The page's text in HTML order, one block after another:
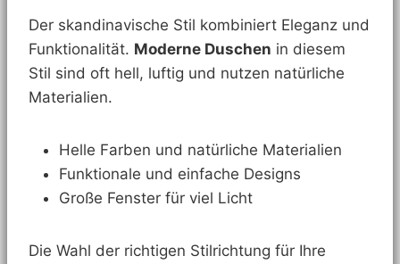
Der skandinavische Stil kombiniert Eleganz und
Funktionalität. Moderne Duschen in diesem
Stil sind oft hell, luftig und nutzen natürliche
Materialien.
Helle Farben und natürliche Materialien
Funktionale und einfache Designs
Große Fenster für viel Licht
Die Wahl der richtigen Stilrichtung für Ihre